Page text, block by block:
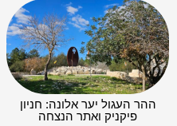
ההר העגול יער אלונה: חניון
פיקניק ואתר הנצחה